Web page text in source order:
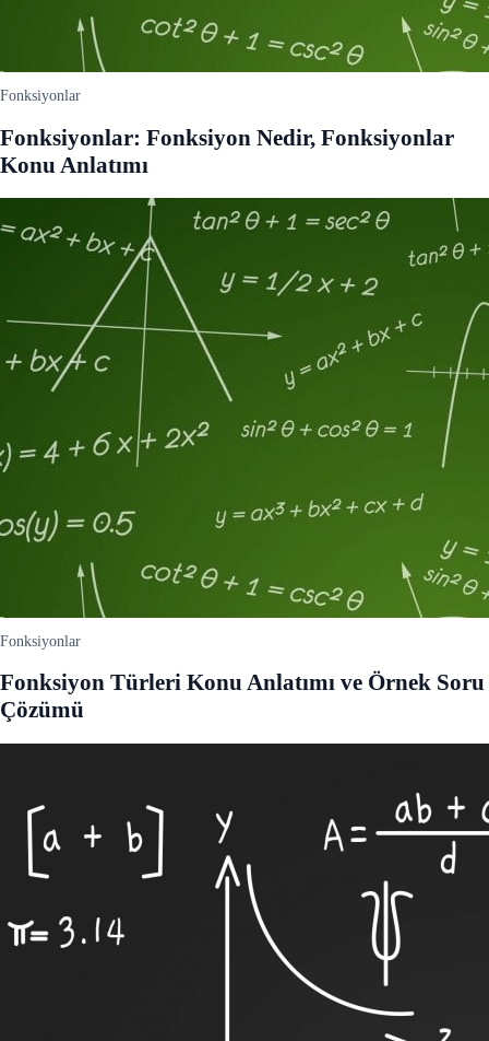
Fonksiyonlar
Fonksiyonlar: Fonksiyon Nedir, Fonksiyonlar
Konu Anlatımı
Fonksiyonlar
Fonksiyon Türleri Konu Anlatımı ve Örnek Soru
Çözümü